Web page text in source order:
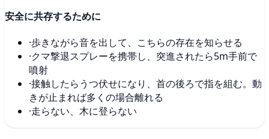
安全に共存するために
·歩きながら音を出して、こちらの存在を知らせる
·クマ撃退スプレーを携帯し、突進されたら5m手前で
噴射
·接触したらうつ伏せになり、首の後ろで指を組む。動
きが止まれば多くの場合離れる
·走らない、木に登らない